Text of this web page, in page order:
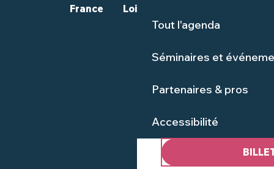
Tout l'agenda
Séminaires et
Partenaires & pros
Accessibilité
France
Loire-Atlantique